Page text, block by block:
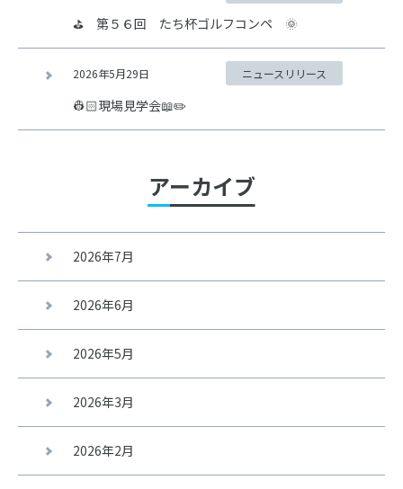
⛳ 第５６回 たち杯ゴルフコンペ 🌞
2026年5月29日 ニュースリリース
👷🏻現場見学会📖✏️
アーカイブ
2026年7月
2026年6月
2026年5月
2026年3月
2026年2月